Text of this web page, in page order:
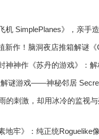
机 SimplePlanes》，亲手
新作！脑洞夜店推箱解谜
神神作《苏丹的游戏》：
谜游戏——神秘邻居
的刺激，却用冰冷的监视
地牢》：纯正统Roguelike